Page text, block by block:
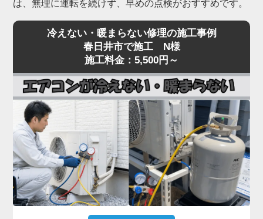
は、無理に運転を続けず、早めの点検がおすすめです。
冷えない・暖まらない修理の施工事例
春日井市で施工 N様
施工料金：5,500円～